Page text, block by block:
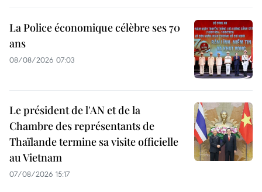
La Police économique célèbre ses 70
ans
08/08/2026 07:03
Le président de l'AN et de la
Chambre des représentants de
Thaïlande termine sa visite officielle
au Vietnam
07/08/2026 15:17